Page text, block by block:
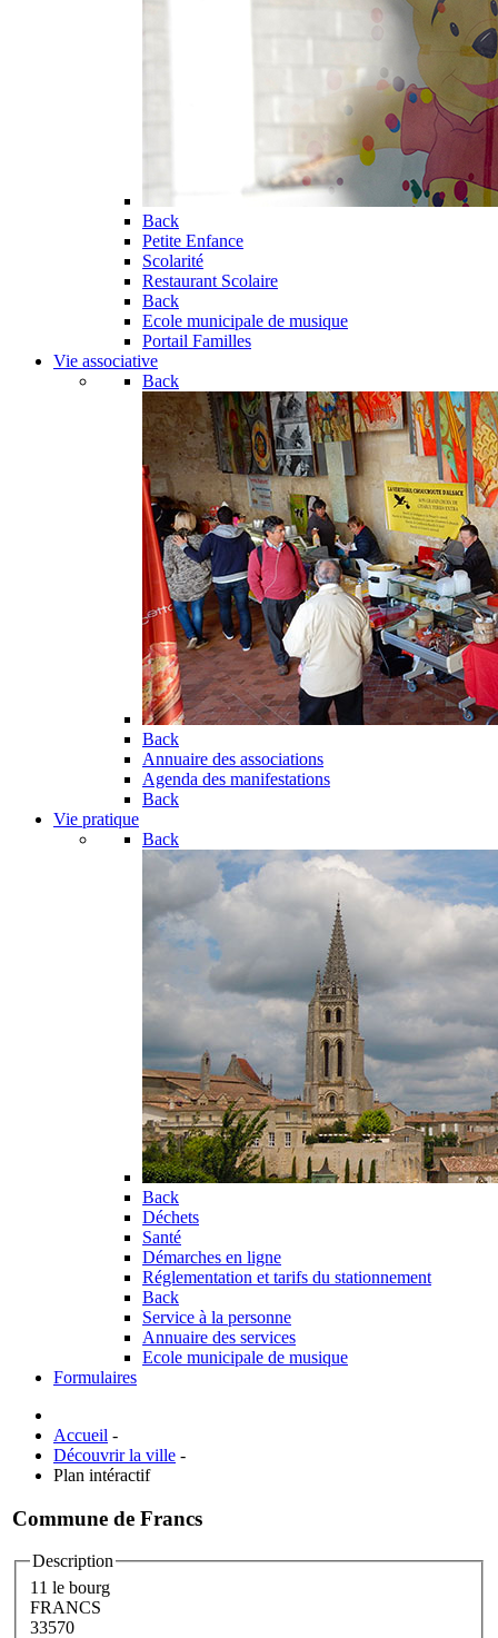
Back
Petite Enfance
Scolarité
Restaurant Scolaire
Back
Ecole municipale de musique
Portail Familles
Vie associative
Back
Back
Annuaire des associations
Agenda des manifestations
Back
Vie pratique
Back
Back
Déchets
Santé
Démarches en ligne
Réglementation et tarifs du stationnement
Back
Service à la personne
Annuaire des services
Ecole municipale de musique
Formulaires
Accueil -
Découvrir la ville -
Plan intéractif
Commune de Francs
Description
11 le bourg
FRANCS
33570